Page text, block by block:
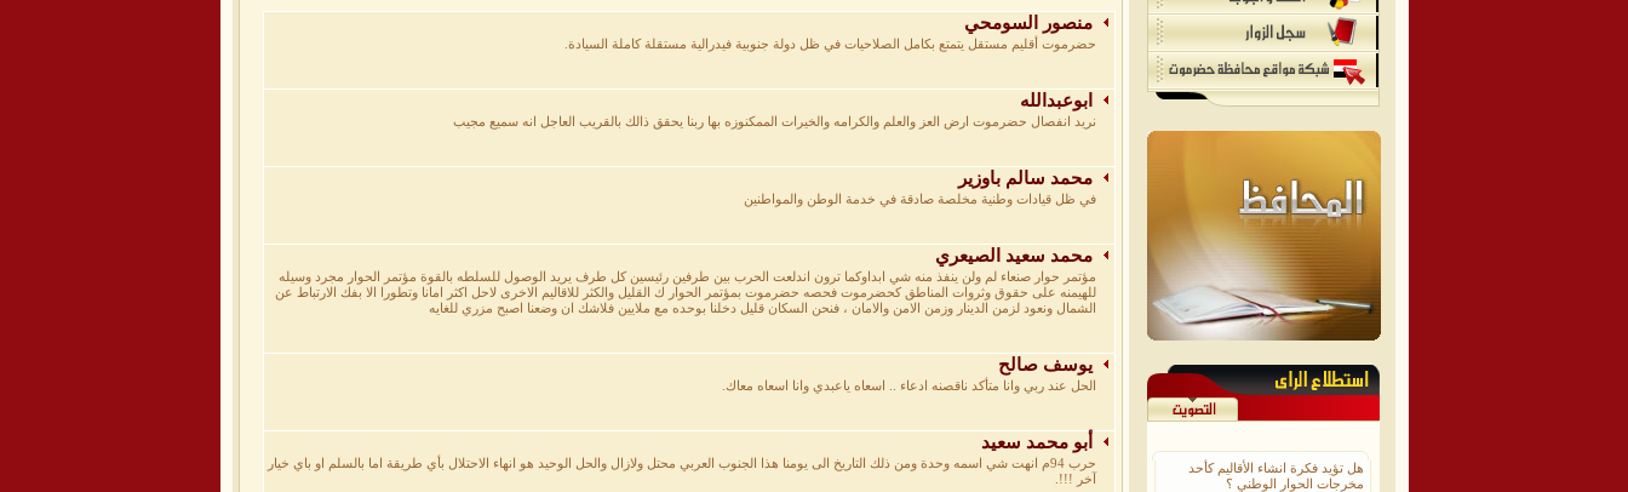
منصور السومحي
حضرموت أقليم مستقل يتمتع بكامل الصلاحيات في ظل دولة جنوبية فيدرالية مستقلة كاملة السيادة.
ابوعبدالله
نريد انفصال حضرموت ارض العز والعلم والكرامه والخيرات الممكنوزه بها ربنا يحقق ذالك بالقريب العاجل انه سميع مجيب
محمد سالم باوزير
في ظل قيادات وطنية مخلصة صادقة في خدمة الوطن والمواطنين
محمد سعيد الصيعري
مؤتمر حوار صنعاء لم ولن ينفذ منه شي ابداوكما ترون اندلعت الحرب بين طرفين رئيسين كل طرف يريد الوصول للسلطه بالقوة مؤتمر الحوار مجرد وسيله
للهيمنه على حقوق وثروات المناطق كحضرموت فحصه حضرموت بمؤتمر الحوار ك القليل والكثر للاقاليم الاخرى لاحل اكثر امانا وتطورا الا بفك الارتباط عن
الشمال ونعود لزمن الدينار وزمن الامن والامان ، فنحن السكان قليل دخلنا بوحده مع ملايين فلاشك ان وضعنا اصبح مزري للغايه
يوسف صالح
الحل عند ربي وانا متأكد ناقصنه ادعاء .. اسعاه ياعبدي وانا اسعاه معاك.
أبو محمد سعيد
حرب 94م انهت شي اسمه وحدة ومن ذلك التاريخ الى يومنا هذا الجنوب العربي محتل ولازال والحل الوحيد هو انهاء الاحتلال بأي طريقة اما بالسلم او باي خيار
آخر !!!.
هل تؤيد فكرة انشاء الأقاليم كأحد
مخرجات الحوار الوطني ؟